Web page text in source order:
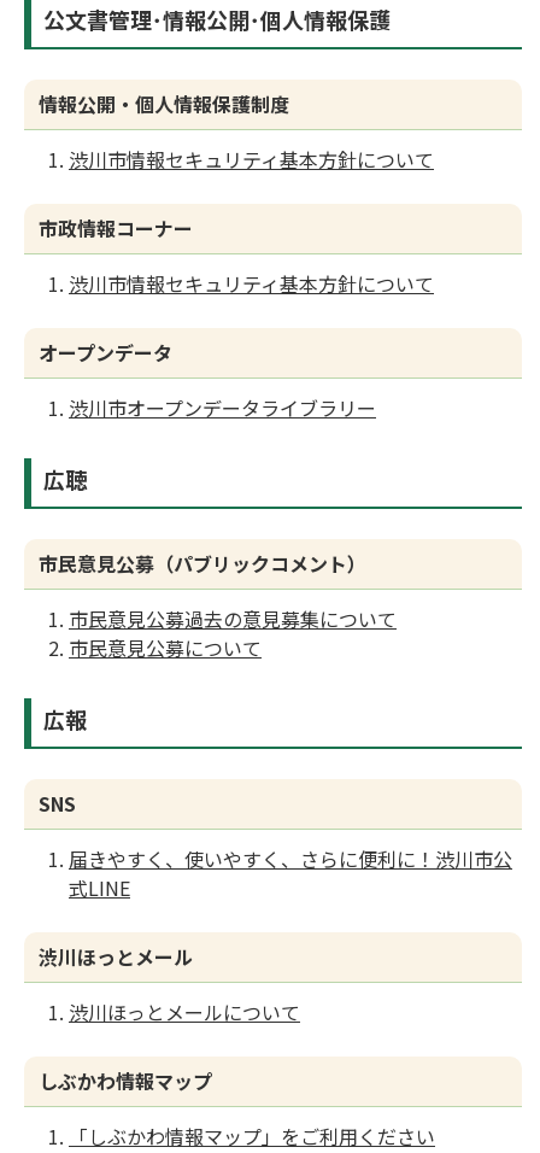
公文書管理･情報公開･個人情報保護
情報公開・個人情報保護制度
渋川市情報セキュリティ基本方針について
市政情報コーナー
渋川市情報セキュリティ基本方針について
オープンデータ
渋川市オープンデータライブラリー
広聴
市民意見公募（パブリックコメント）
市民意見公募過去の意見募集について
市民意見公募について
広報
SNS
届きやすく、使いやすく、さらに便利に！渋川市公
式LINE
渋川ほっとメール
渋川ほっとメールについて
しぶかわ情報マップ
「しぶかわ情報マップ」をご利用ください